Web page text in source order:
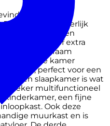
zich aan de
kamer is heerlijk
en een
voor kleding of extra
is het raam
je de kamer
perfect voor een
slaapkamer is wat
zeker multifunctioneel
kinderkamer, een fijne
Ook deze
muurkast en is